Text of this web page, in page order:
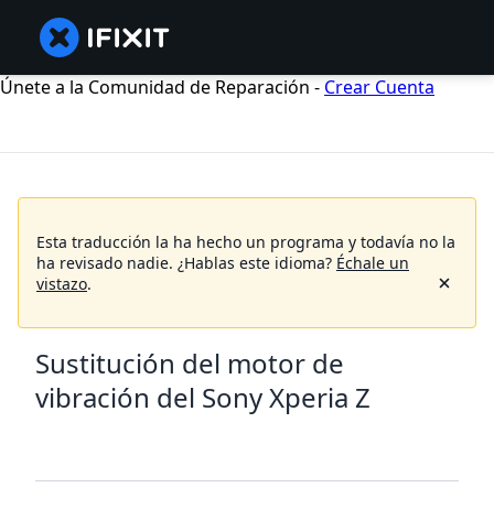
Únete a la Comunidad de Reparación - Crear Cuenta
Esta traducción la ha hecho un programa y todavía no la
ha revisado nadie. ¿Hablas este idioma? Échale un
vistazo.
Sustitución del motor de
vibración del Sony Xperia Z